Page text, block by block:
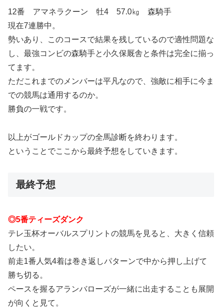
12番 アマネラクーン 牡4 57.0㎏ 森騎手
現在7連勝中。
勢いあり、このコースで結果を残しているので適性問題な
し、最強コンビの森騎手と小久保厩舎と条件は完全に揃っ
てます。
ただこれまでのメンバーは平凡なので、強敵に相手に今ま
での競馬は通用するのか。
勝負の一戦です。
以上がゴールドカップの全馬診断を終わります。
ということでここから最終予想をしていきます。
最終予想
◎5番ティーズダンク
テレ玉杯オーバルスプリントの競馬を見ると、大きく信頼
したい。
前走1番人気4着は巻き返しパターンで中から押し上げて
勝ち切る。
ペースを握るアランバローズが一緒に出走することも展開
が向くと見て。